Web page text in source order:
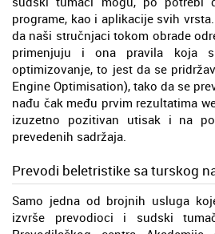
programe, kao i aplikacije svih
da naši stručnjaci tokom obrade
primenjuju i ona pravila koja
optimizovanje, to jest da se
Engine Optimisation), tako da se
nađu čak među prvim rezultatima
izuzetno pozitivan utisak i na
prevedenih sadržaja.
Prevodi beletristike sa turskog
Samo jedna od brojnih usluga
izvrše prevodioci i sudski